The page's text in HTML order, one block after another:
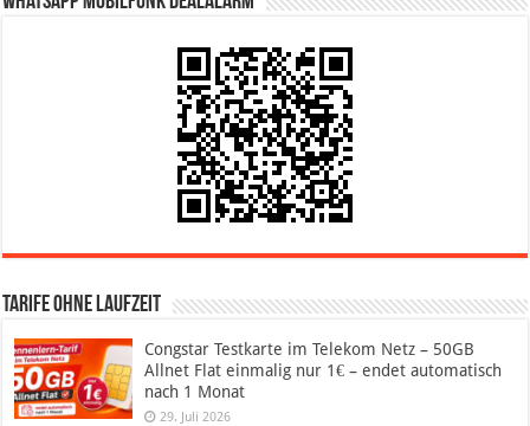
Tarife ohne Laufzeit
Congstar Testkarte im Telekom Netz – 50GB
Allnet Flat einmalig nur 1€ – endet automatisch
nach 1 Monat
29. Juli 2026